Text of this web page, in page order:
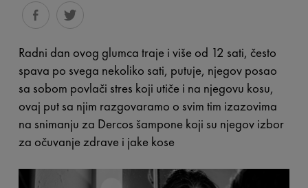
Radni dan ovog glumca traje i više od 12 sati, često
spava po svega nekoliko sati, putuje, njegov posao
sa sobom povlači stres koji utiče i na njegovu kosu,
ovaj put sa njim razgovaramo o svim tim izazovima
na snimanju za Dercos šampone koji su njegov izbor
za očuvanje zdrave i jake kose